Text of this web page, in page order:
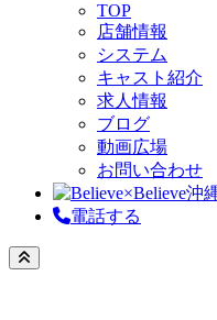
TOP
店舗情報
システム
キャスト紹介
求人情報
ブログ
動画広場
お問い合わせ
電話する